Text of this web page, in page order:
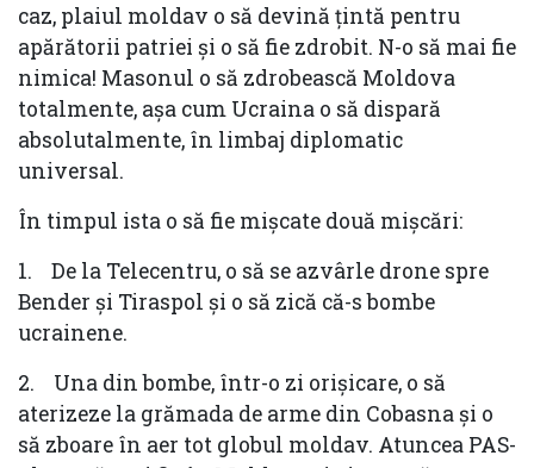
caz, plaiul moldav o să devină țintă pentru
apărătorii patriei și o să fie zdrobit. N-o să mai fie
nimica! Masonul o să zdrobească Moldova
totalmente, așa cum Ucraina o să dispară
absolutalmente, în limbaj diplomatic
universal.
În timpul ista o să fie mișcate două mișcări:
1. De la Telecentru, o să se azvârle drone spre
Bender și Tiraspol și o să zică că-s bombe
ucrainene.
2. Una din bombe, într-o zi orișicare, o să
aterizeze la grămada de arme din Cobasna și o
să zboare în aer tot globul moldav. Atuncea PAS-